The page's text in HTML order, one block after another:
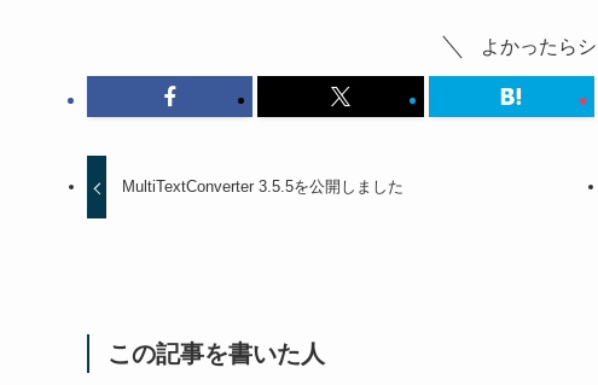
よかったら
MultiTextConverter 3.5.5を公開しました
この記事を書いた人